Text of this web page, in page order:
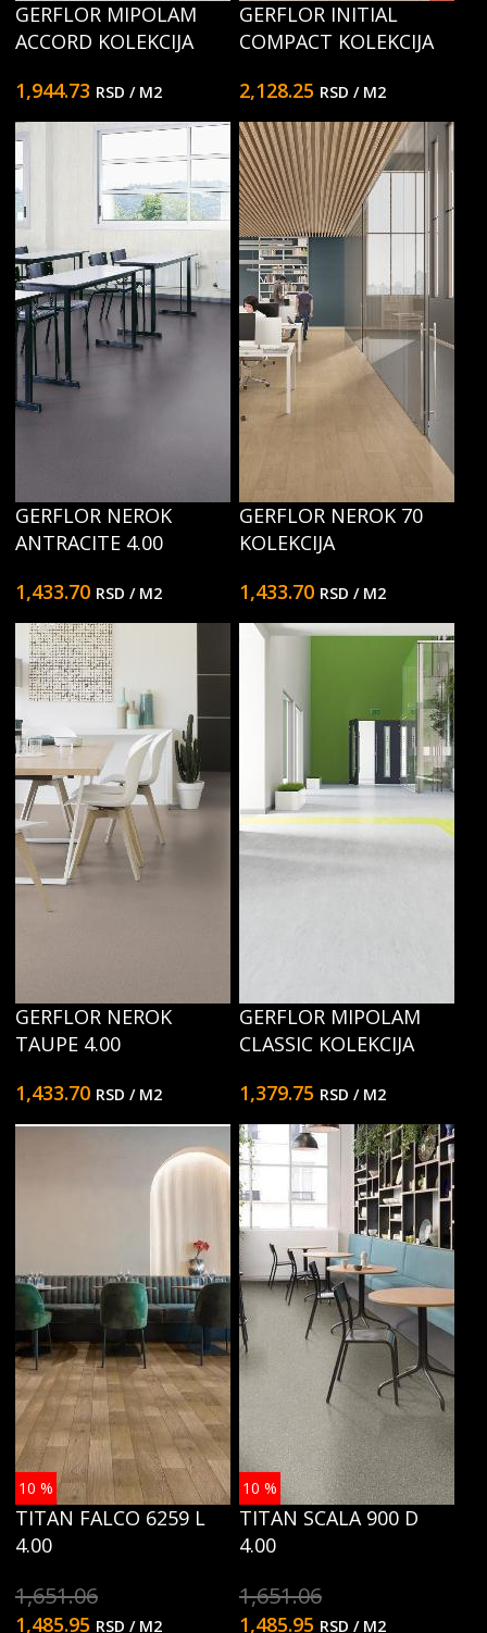
GERFLOR MIPOLAM
ACCORD KOLEKCIJA
1,944.73 RSD / M2
GERFLOR INITIAL
COMPACT KOLEKCIJA
2,128.25 RSD / M2
GERFLOR NEROK
ANTRACITE 4.00
1,433.70 RSD / M2
GERFLOR NEROK 70
KOLEKCIJA
1,433.70 RSD / M2
GERFLOR NEROK
TAUPE 4.00
1,433.70 RSD / M2
GERFLOR MIPOLAM
CLASSIC KOLEKCIJA
1,379.75 RSD / M2
10 %
TITAN FALCO 6259 L
4.00
1,651.06
1,485.95 RSD / M2
10 %
TITAN SCALA 900 D
4.00
1,651.06
1,485.95 RSD / M2